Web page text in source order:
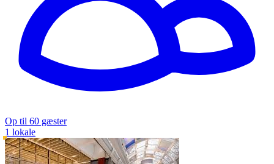
Op til 60 gæster
1 lokale